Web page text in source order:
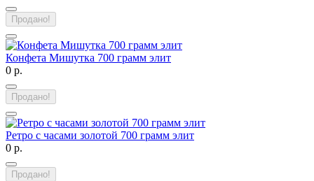
Продано!
Конфета Мишутка 700 грамм элит
0 р.
Продано!
Ретро с часами золотой 700 грамм элит
0 р.
Продано!